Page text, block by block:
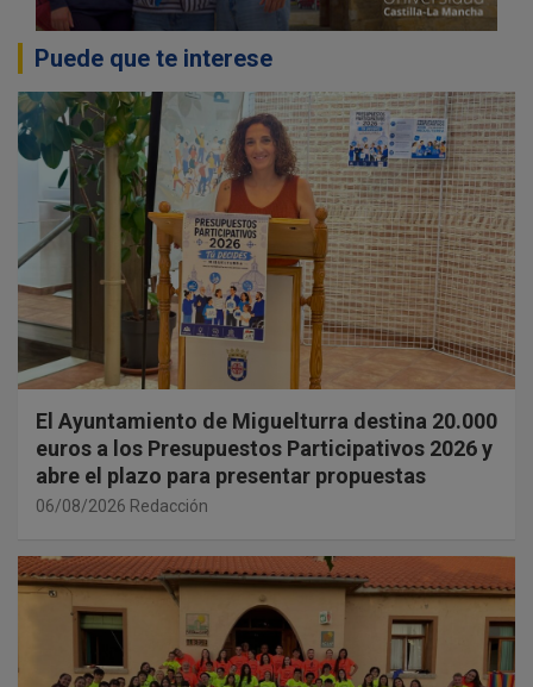
Puede que te interese
El Ayuntamiento de Miguelturra destina 20.000
euros a los Presupuestos Participativos 2026 y
abre el plazo para presentar propuestas
06/08/2026 Redacción